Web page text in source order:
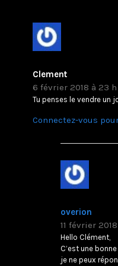
Clement
6 février 2018 à 23
Tu penses le vendre un
Connectez-vous
overion
11 février
Hello Clément,
C’est une
je ne peux